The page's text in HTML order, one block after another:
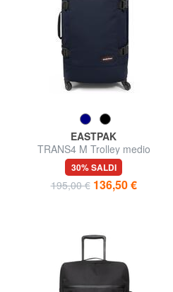
EASTPAK
TRANS4 M Trolley medio
30% SALDI
195,00 € 136,50 €